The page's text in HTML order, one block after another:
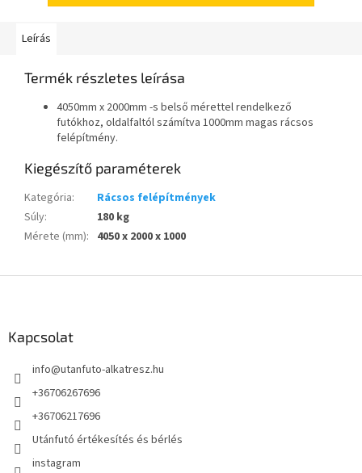
Leírás
Termék részletes leírása
4050mm x 2000mm -s belső mérettel rendelkező
futókhoz, oldalfaltól számítva 1000mm magas rácsos
felépítmény.
Kiegészítő paraméterek
Kategória:
Rácsos felépítmények
Súly:
180 kg
Mérete (mm): 4050 x 2000 x 1000
Kapcsolat
info@utanfuto-alkatresz.hu
+36706267696
+36706217696
Utánfutó értékesítés és bérlés
instagram